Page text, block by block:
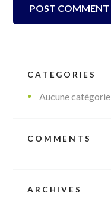
CATEGORIES
Aucune catégorie
COMMENTS
ARCHIVES